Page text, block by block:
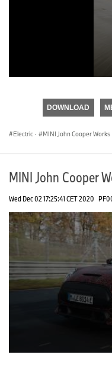
seconds
DOWNLOAD
Electric · MINI John Cooper Works
MINI John Cooper
Wed Dec 02 17:25:41 CET 2020